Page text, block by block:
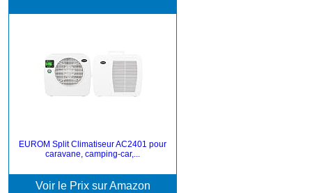
EUROM Split Climatiseur AC2401 pour
caravane, camping-car,...
Voir le Prix sur Amazon